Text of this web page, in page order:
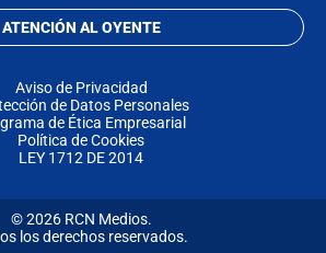
ATENCIÓN AL OYENTE
Aviso de Privacidad
de Datos Personales
de Ética Empresarial
Política de Cookies
LEY 1712 DE 2014
© 2026 RCN Medios.
los derechos reservados.